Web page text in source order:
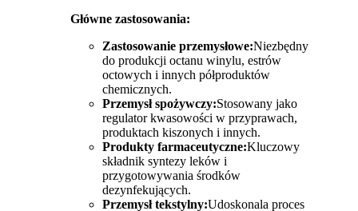
Główne zastosowania:
Zastosowanie przemysłowe:Niezbędny
do produkcji octanu winylu, estrów
octowych i innych półproduktów
chemicznych.
Przemysł spożywczy:Stosowany jako
regulator kwasowości w przyprawach,
produktach kiszonych i innych.
Produkty farmaceutyczne:Kluczowy
składnik syntezy leków i
przygotowywania środków
dezynfekujących.
Przemysł tekstylny:Udoskonala proces